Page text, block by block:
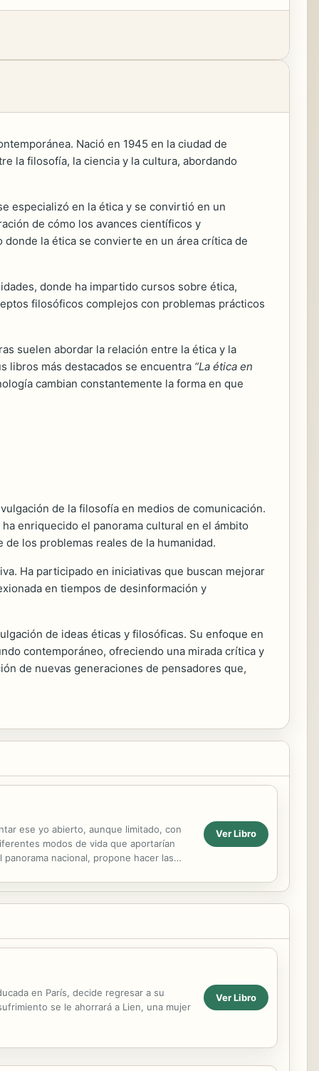
Nació en 1945 en la ciudad de
la filosofía, la ciencia y la cultura, abordando
especializó en la ética y se convirtió en un
de cómo los avances científicos y
la ética se convierte en un área crítica de
donde ha impartido cursos sobre ética,
filosóficos complejos con problemas prácticos
suelen abordar la relación entre la ética y la
libros más destacados se encuentra “La ética en
cambian constantemente la forma en que
de la filosofía en medios de comunicación.
enriquecido el panorama cultural en el ámbito
los problemas reales de la humanidad.
Ha participado en iniciativas que buscan mejorar
en tiempos de desinformación y
de ideas éticas y filosóficas. Su enfoque en
contemporáneo, ofreciendo una mirada crítica y
de nuevas generaciones de pensadores que,
ese yo abierto, aunque limitado, con
modos de vida que aportarían
nacional, propone hacer las
Ver Libro
en París, decide regresar a su
se le ahorrará a Lien, una mujer
Ver Libro